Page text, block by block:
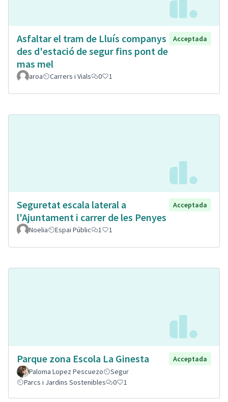
Asfaltar el tram de Lluís companys
des d'estació de segur fins pont de
mas mel
Acceptada
aroa Carrers i Vials 0 1
Seguretat escala lateral a
l'Ajuntament i carrer de les Penyes
Acceptada
Noelia Espai Públic 1 1
Parque zona Escola La Ginesta
Acceptada
Paloma Lopez Pescuezo
Segur
Parcs i Jardins Sostenibles
0 1